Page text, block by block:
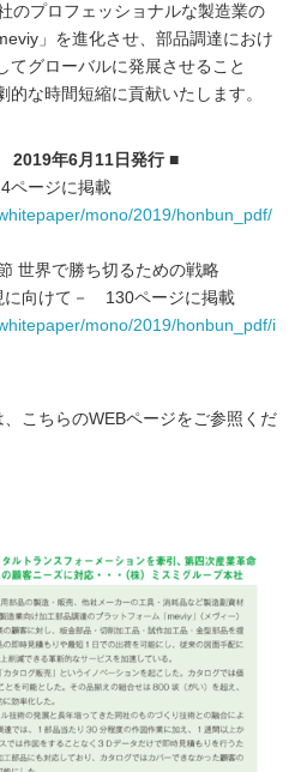
のプロフェッショナルな製造業の
」を進化させ、部品調達におけ
てグローバルに発展させること
な時間短縮に貢献いたします。
2019年6月11日発行 ■
ージに掲載
mono/2019/honbun_pdf/
世界で勝ち切るための戦略
に向けて－ 130ページに掲載
mono/2019/honbun_pdf/i
、こちらのWEBページをご参照くだ